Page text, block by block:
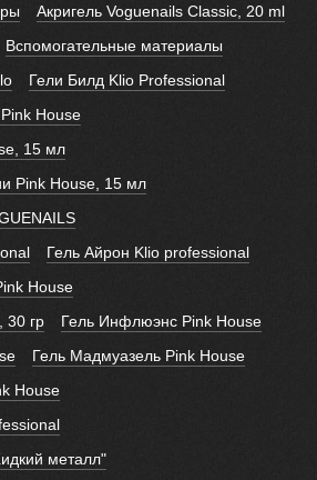
Акригель Voguenails Classic, 20 ml
Вспомогательные материалы
Гели Билд Klio Professional
House
15 мл
Pink House, 15 мл
Гель Айрон Klio professional
House
30 гр
Гель Инфлюэнс Pink House
Гель Мадмуазель Pink House
House
металл"